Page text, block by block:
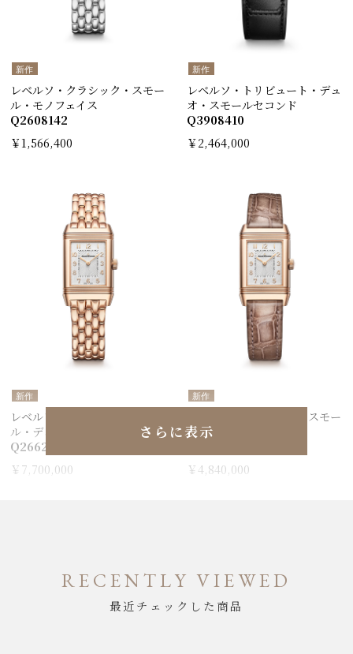
新作
レベルソ・クラシック・スモー
ル・モノフェイス
Q2608142
￥1,566,400
新作
レベルソ・トリビュート・デュ
オ・スモールセコンド
Q3908410
￥2,464,000
新作
レベルソ・クラシック・スモー
ル・デュエット
Q2662143
￥7,700,000
新作
レベルソ・クラシック・スモー
ル・デュエット
￥4,840,000
さらに表示
RECENTLY VIEWED
最近チェックした商品